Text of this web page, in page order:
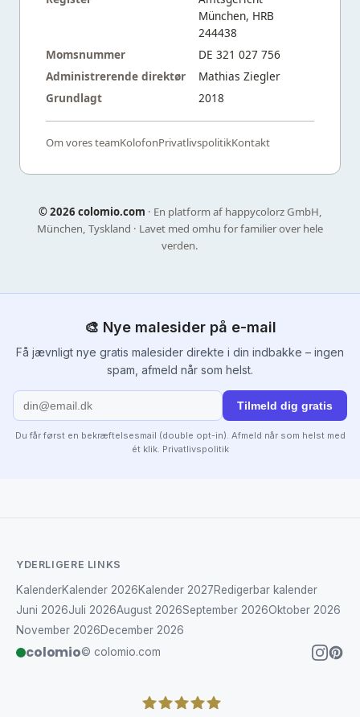
München, HRB
244438
Momsnummer
DE 321 027 756
Administrerende direktør
Mathias Ziegler
Grundlagt
2018
Om vores teamKolofonPrivatlivspolitikKontakt
©2026 colomio.com · En platform af happycolorz GmbH,
München, Tyskland · Lavet med omhu for familier over hele
verden.
🎨 Nye malesider på e-mail
Få jævnligt nye gratis malesider direkte i din indbakke – ingen
spam, afmeld når som helst.
Tilmeld dig gratis
Du får først en bekræftelsesmail (double opt-in). Afmeld når som helst med
ét klik. Privatlivspolitik
YDERLIGERE LINKS
KalenderKalender 2026Kalender 2027Redigerbar kalender
Juni 2026Juli 2026August 2026September 2026Oktober 2026
November 2026December 2026
colomio© colomio.com